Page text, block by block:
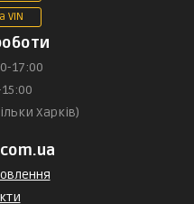
VIN
17:00
Харків)